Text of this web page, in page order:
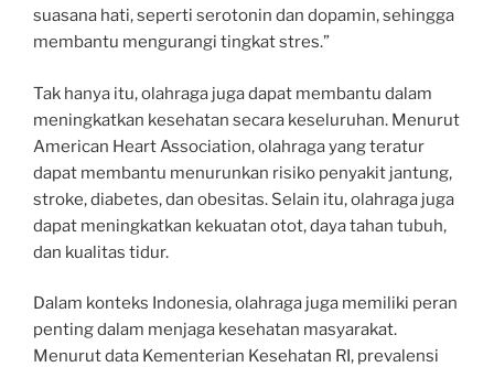
suasana hati, seperti serotonin dan dopamin, sehingga
membantu mengurangi tingkat stres.”
Tak hanya itu, olahraga juga dapat membantu dalam
meningkatkan kesehatan secara keseluruhan. Menurut
American Heart Association, olahraga yang teratur
dapat membantu menurunkan risiko penyakit jantung,
stroke, diabetes, dan obesitas. Selain itu, olahraga juga
dapat meningkatkan kekuatan otot, daya tahan tubuh,
dan kualitas tidur.
Dalam konteks Indonesia, olahraga juga memiliki peran
penting dalam menjaga kesehatan masyarakat.
Menurut data Kementerian Kesehatan RI, prevalensi